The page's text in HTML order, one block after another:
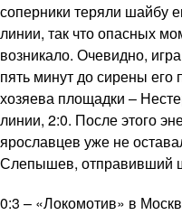
соперники теряли шайбу
линии, так что опасных
возникало. Очевидно,
пять минут до сирены его
хозяева площадки –
линии, 2:0. После этого
ярославцев уже не
Слепышев, отправивший
0:3 – «Локомотив» в